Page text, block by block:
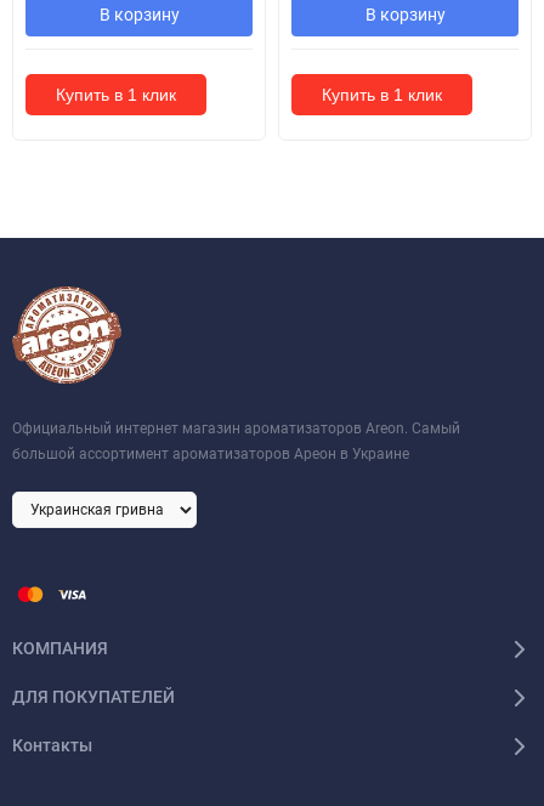
В корзину
Купить в 1 клик
В корзину
Купить в 1 клик
Официальный интернет магазин ароматизаторов Areon. Самый
большой ассортимент ароматизаторов Ареон в Украине
КОМПАНИЯ
ДЛЯ ПОКУПАТЕЛЕЙ
Контакты